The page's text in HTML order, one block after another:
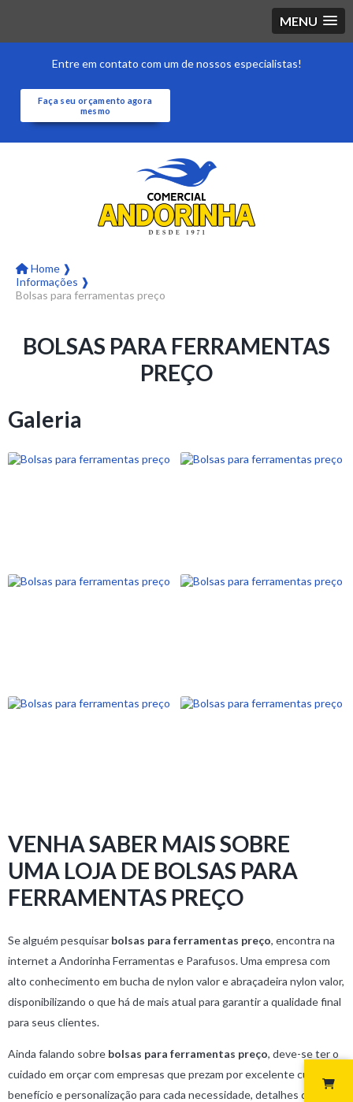
MENU
Entre em contato com um de nossos especialistas!
Faça seu orçamento agora
mesmo
Home ❱
Informações ❱
Bolsas para ferramentas preço
BOLSAS PARA FERRAMENTAS
PREÇO
Galeria
VENHA SABER MAIS SOBRE
UMA LOJA DE BOLSAS PARA
FERRAMENTAS PREÇO
Se alguém pesquisar bolsas para ferramentas preço, encontra na
internet a Andorinha Ferramentas e Parafusos. Uma empresa com
alto conhecimento em bucha de nylon valor e abraçadeira nylon valor,
disponibilizando o que há de mais atual para garantir a qualidade final
para seus clientes.
Ainda falando sobre bolsas para ferramentas preço, deve-se ter o
cuidado em orçar com empresas que prezam por excelente custo-
benefício e personalização para cada necessidade, detalhes que